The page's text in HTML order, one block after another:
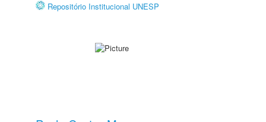
Repositório Institucional UNESP